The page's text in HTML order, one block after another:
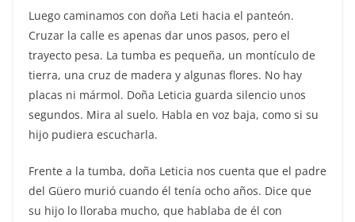
Luego caminamos con doña Leti hacia el panteón.
Cruzar la calle es apenas dar unos pasos, pero el
trayecto pesa. La tumba es pequeña, un montículo de
tierra, una cruz de madera y algunas flores. No hay
placas ni mármol. Doña Leticia guarda silencio unos
segundos. Mira al suelo. Habla en voz baja, como si su
hijo pudiera escucharla.
Frente a la tumba, doña Leticia nos cuenta que el padre
del Güero murió cuando él tenía ocho años. Dice que
su hijo lo lloraba mucho, que hablaba de él con